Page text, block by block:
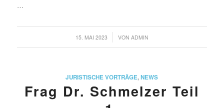
…
15. MAI 2023
/ VON ADMIN
JURISTISCHE VORTRÄGE,NEWS
Frag Dr. Schmelzer Teil